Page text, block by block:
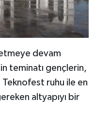
devam
teminatı gençlerin,
ruhu ile en
altyapıyı bir